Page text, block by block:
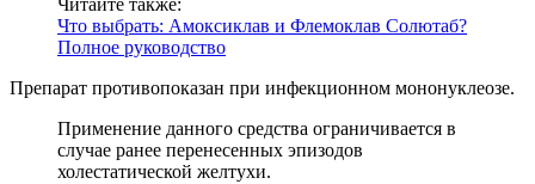
Читайте также:
Что выбрать: Амоксиклав и Флемоклав Солютаб?
Полное руководство
Препарат противопоказан при инфекционном мононуклеозе.
Применение данного средства ограничивается в
случае ранее перенесенных эпизодов
холестатической желтухи.